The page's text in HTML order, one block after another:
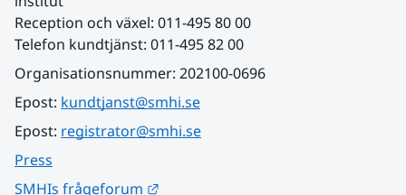
Reception och växel: 011-495 80 00
Telefon kundtjänst: 011-495 82 00
Organisationsnummer: 202100-0696
Epost: kundtjanst@smhi.se
Epost: registrator@smhi.se
Press
SMHIs frågeforum